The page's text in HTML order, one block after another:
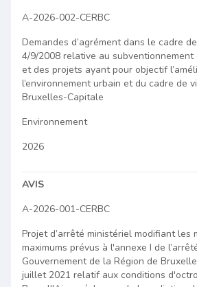
A-2026-002-CERBC
Demandes d’agrément dans le cadre
4/9/2008 relative au subventionnement
et des projets ayant pour objectif
l’environnement urbain et du cadre de
Bruxelles-Capitale
Environnement
2026
Document PDF
AVIS
A-2026-001-CERBC
Projet d’arrêté ministériel modifiant les
maximums prévus à l'annexe I de
Gouvernement de la Région de
juillet 2021 relatif aux conditions